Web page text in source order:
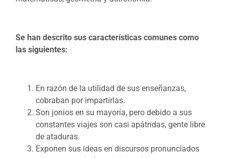
Se han descrito sus características comunes como
las siguientes:
En razón de la utilidad de sus enseñanzas,
cobraban por impartirlas.
Son jonios en su mayoría, pero debido a sus
constantes viajes son casi apátridas, gente libre
de ataduras.
Exponen sus ideas en discursos pronunciados